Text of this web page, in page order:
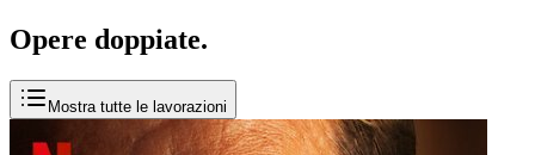
Opere doppiate.
Mostra tutte le lavorazioni